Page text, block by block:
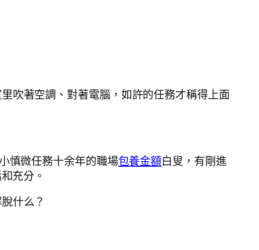
吹著空調、對著電腦，如許的任務才稱得上面
慎微任務十余年的職場包養金額白叟，有剛進
充分。
什么？